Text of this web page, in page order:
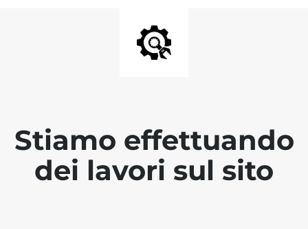
Stiamo effettuando
dei lavori sul sito